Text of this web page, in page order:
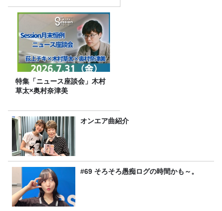
特集「ニュース座談会」木村
草太×奥村奈津美
オンエア曲紹介
#69 そろそろ愚痴ログの時間かも～。